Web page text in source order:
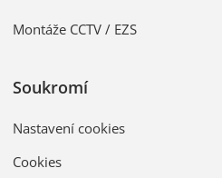
Montáže CCTV / EZS
Soukromí
Nastavení cookies
Cookies